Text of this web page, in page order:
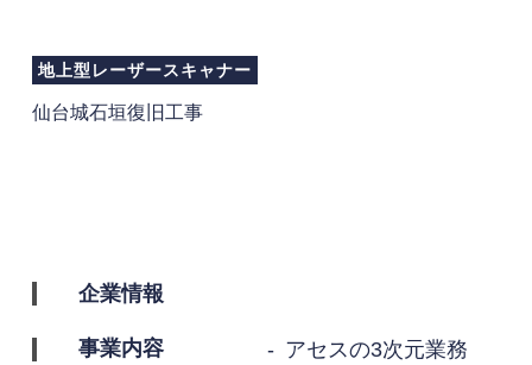
地上型レーザースキャナー
仙台城石垣復旧工事
企業情報
事業内容 アセスの3次元業務